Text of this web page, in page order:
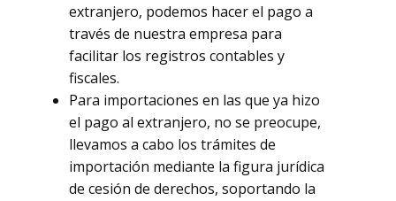
extranjero, podemos hacer el pago a
través de nuestra empresa para
facilitar los registros contables y
fiscales.
Para importaciones en las que ya hizo
el pago al extranjero, no se preocupe,
llevamos a cabo los trámites de
importación mediante la figura jurídica
de cesión de derechos, soportando la